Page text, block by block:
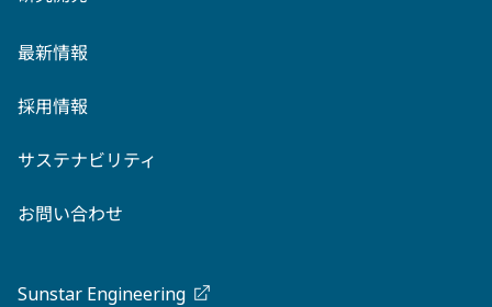
最新情報
採用情報
サステナビリティ
お問い合わせ
Sunstar Engineering